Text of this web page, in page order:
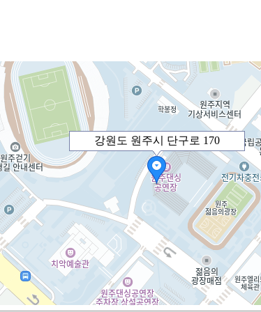
강원도 원주시 단구로 170